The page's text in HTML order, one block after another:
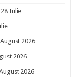
Iulie
2026
2026
2026